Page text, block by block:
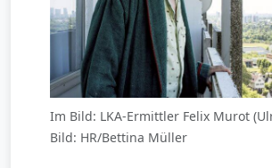
Im Bild: LKA-Ermittler Felix Murot
Bild: HR/Bettina Müller